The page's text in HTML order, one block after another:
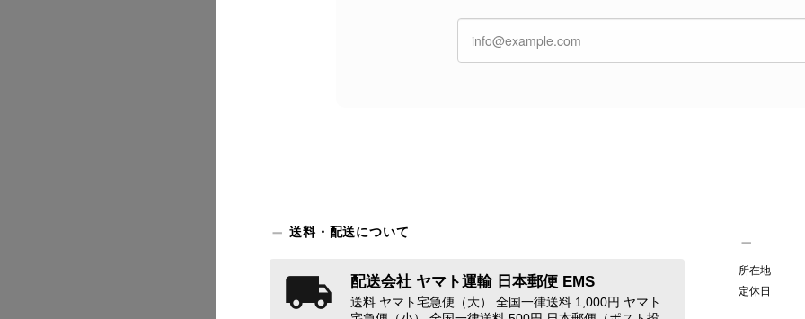
す。 またご縁がございましたら、ぜひよろしく
2026/07/07
発送が早く、商品も画像と一致しており満足です。 素敵な
送料・配送について
配送会社 ヤマト運輸 日本郵便 EMS
送料 ヤマト宅急便（大） 全国一律送料 1,000円 ヤマト
所在地
定休日